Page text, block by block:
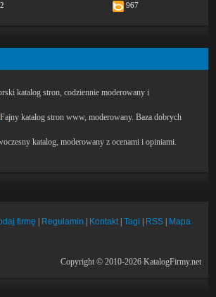
967
katalog stron, codziennie moderowany i
katalog stron www, moderowany. Baza dobrych
katalog, moderowany z ocenami i opiniami.
firmę Regulamin Kontakt|Tagi RSS
Mapa
Copyright © 2010-2026 KatalogFirmy.net